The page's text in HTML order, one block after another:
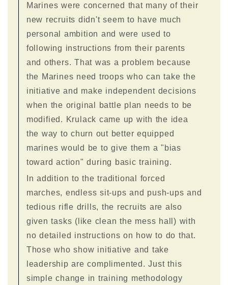
Marines were concerned that many of their
new recruits didn't seem to have much
personal ambition and were used to
following instructions from their parents
and others. That was a problem because
the Marines need troops who can take the
initiative and make independent decisions
when the original battle plan needs to be
modified. Krulack came up with the idea
the way to churn out better equipped
marines would be to give them a "bias
toward action" during basic training.
In addition to the traditional forced
marches, endless sit-ups and push-ups and
tedious rifle drills, the recruits are also
given tasks (like clean the mess hall) with
no detailed instructions on how to do that.
Those who show initiative and take
leadership are complimented. Just this
simple change in training methodology